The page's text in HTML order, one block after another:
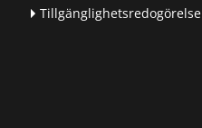
Tillgänglighetsredogörelse